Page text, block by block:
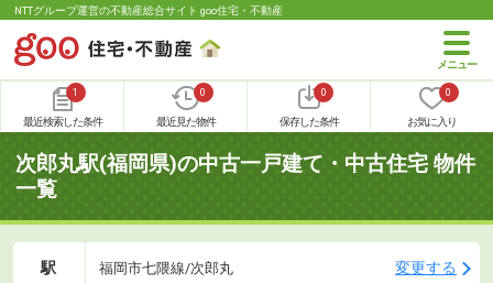
NTTグループ運営の不動産総合サイト goo住宅・不動産
1
最近検索した条件
0
最近見た物件
0
保存した条件
0
お気に入り
次郎丸駅(福岡県)の中古一戸建て・中古住宅 物件
一覧
駅 福岡市七隈線/次郎丸 変更する